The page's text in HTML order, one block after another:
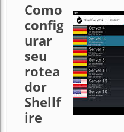
Como
config
urar
seu
rotea
dor
Shellf
ire